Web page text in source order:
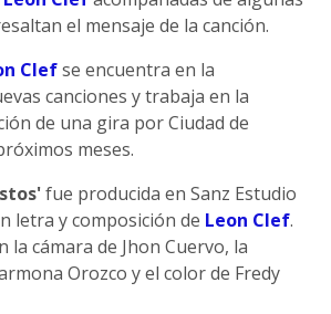
el mensaje de la canción.
Clefse encuentra en la
canciones y trabaja en la
de una gira por Ciudad de
meses.
fue producida en Sanz Estudio
letra y composición de Leon Clef.
la cámara de Jhon Cuervo, la
Orozco y el color de Fredy